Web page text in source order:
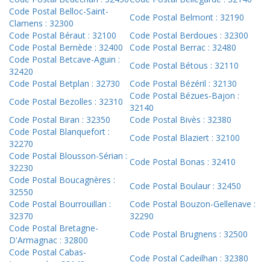
Code Postal Belloc-Saint-
Clamens : 32300
Code Postal Belmont : 32190
Code Postal Béraut : 32100
Code Postal Berdoues : 32300
Code Postal Bernède : 32400
Code Postal Berrac : 32480
Code Postal Betcave-Aguin :
32420
Code Postal Bétous : 32110
Code Postal Betplan : 32730
Code Postal Bézéril : 32130
Code Postal Bezolles : 32310
Code Postal Bézues-Bajon :
32140
Code Postal Biran : 32350
Code Postal Bivès : 32380
Code Postal Blanquefort :
32270
Code Postal Blaziert : 32100
Code Postal Blousson-Sérian :
32230
Code Postal Bonas : 32410
Code Postal Boucagnères :
32550
Code Postal Boulaur : 32450
Code Postal Bourrouillan :
32370
Code Postal Bouzon-Gellenave :
32290
Code Postal Bretagne-
D'Armagnac : 32800
Code Postal Brugnens : 32500
Code Postal Cabas-
Code Postal Cadeilhan : 32380